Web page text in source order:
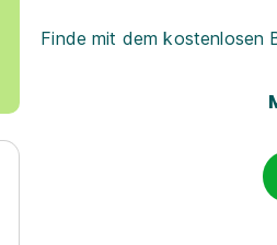
Finde mit dem kostenlosen